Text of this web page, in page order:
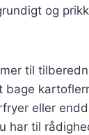
og
til
bage
eller
har til